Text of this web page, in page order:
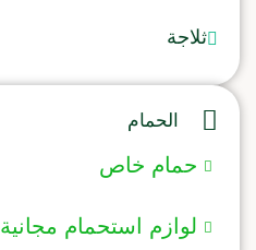
ثلاجة
الحمام
حمام خاص
لوازم استحمام مجانية